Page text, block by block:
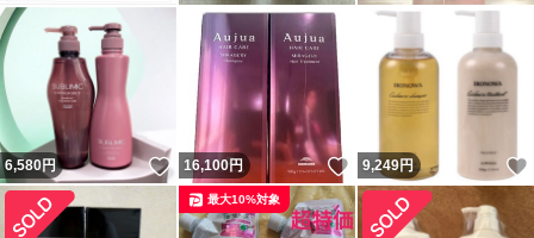
6,580円 いいね！
16,100円 いいね！
9,249円
最大10%対象